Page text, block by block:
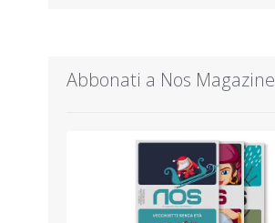
Abbonati a Nos Magazine